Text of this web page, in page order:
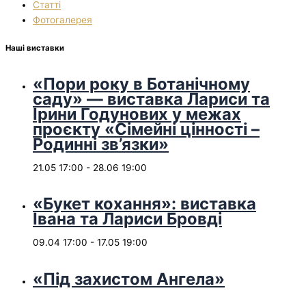
Статті
Фотогалерея
Наші виставки
«Пори року в Ботанічному
саду» — виставка Лариси та
Ірини Годунових у межах
проєкту «Сімейні цінності –
Родинні зв’язки»
21.05 17:00 - 28.06 19:00
«Букет кохання»: виставка
Івана та Лариси Бровді
09.04 17:00 - 17.05 19:00
«Під захистом Ангела»